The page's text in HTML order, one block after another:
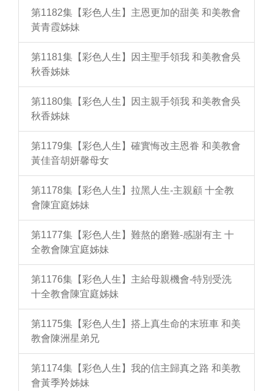
第1182集【彩色人生】主恩更加的甜美 和美教會
黃青霞姊妹
第1181集【彩色人生】因主聖手領我 和美教會吳
秋香姊妹
第1180集【彩色人生】因主親手領我 和美教會吳
秋香姊妹
第1179集【彩色人生】確實悔改主恩眷 和美教會
黃佳音胡妍馨母女
第1178集【彩色人生】拉黑人生-主親顧 十全教
會陳宜庭姊妹
第1177集【彩色人生】難熬的磨難-感謝有主 十
全教會陳宜庭姊妹
第1176集【彩色人生】主給母親機會-特別受洗
十全教會陳宜庭姊妹
第1175集【彩色人生】搭上真生命的末班車 和美
教會陳洲星弟兄
第1174集【彩色人生】我的信主歸真之路 和美教
會黃季羚姊妹